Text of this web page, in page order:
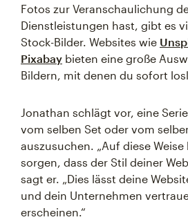
Fotos zur Veranschaulichung
Dienstleistungen hast, gibt es
Stock-Bilder. Websites wie
Pixabay bieten eine große
Bildern, mit denen du sofort
Jonathan schlägt vor, eine
vom selben Set oder vom
auszusuchen. „Auf diese
sorgen, dass der Stil deiner
sagt er. „Dies lässt deine
und dein Unternehmen
erscheinen.“